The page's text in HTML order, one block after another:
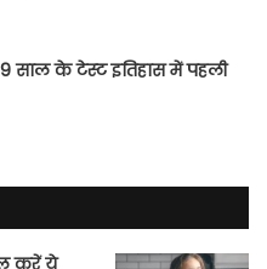
साल के टेस्‍ट इतिहास में पहली